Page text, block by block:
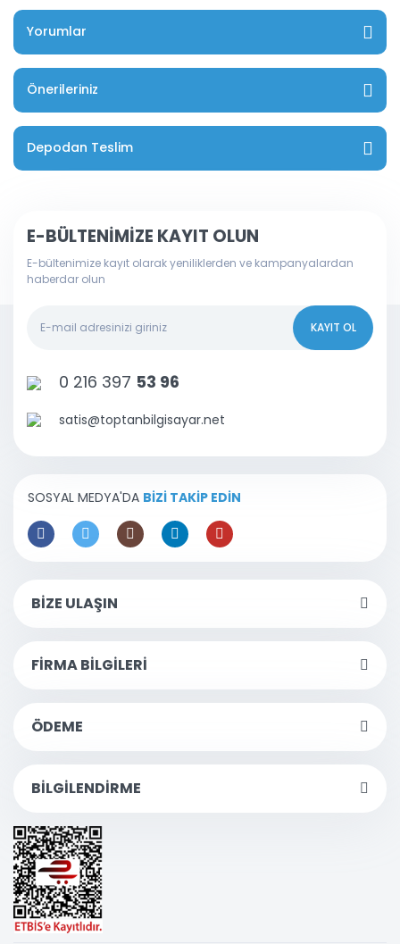
Yorumlar
Önerileriniz
Depodan Teslim
E-BÜLTENİMİZE KAYIT OLUN
E-bültenimize kayıt olarak yeniliklerden ve kampanyalardan
haberdar olun
KAYIT OL
0 216 397 53 96
satis@toptanbilgisayar.net
SOSYAL MEDYA'DA BİZİ TAKİP EDİN
BİZE ULAŞIN
FİRMA BİLGİLERİ
ÖDEME
BİLGİLENDİRME